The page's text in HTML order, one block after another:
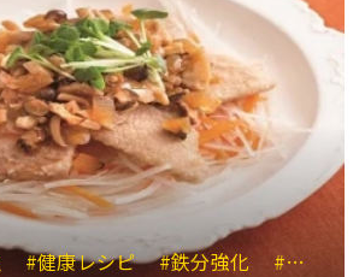
#健康レシピ #鉄分強化 #貧血